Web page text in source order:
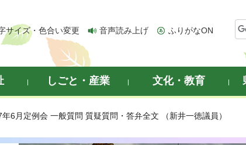
サイズ・色合い変更 音声読み上げ ふりがなON
しごと・産業 文化・教育
6月定例会 一般質問 質疑質問・答弁全文 （新井一徳議員）